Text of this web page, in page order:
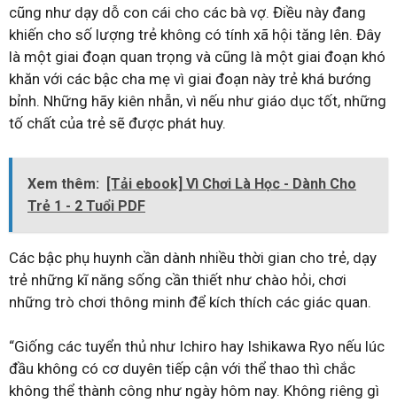
cũng như dạy dỗ con cái cho các bà vợ. Điều này đang
khiến cho số lượng trẻ không có tính xã hội tăng lên. Đây
là một giai đoạn quan trọng và cũng là một giai đoạn khó
khăn với các bậc cha mẹ vì giai đoạn này trẻ khá bướng
bỉnh. Những hãy kiên nhẫn, vì nếu như giáo dục tốt, những
tố chất của trẻ sẽ được phát huy.
Xem thêm:
[Tải ebook] Vì Chơi Là Học - Dành Cho
Trẻ 1 - 2 Tuổi PDF
Các bậc phụ huynh cần dành nhiều thời gian cho trẻ, dạy
trẻ những kĩ năng sống cần thiết như chào hỏi, chơi
những trò chơi thông minh để kích thích các giác quan.
“Giống các tuyển thủ như Ichiro hay Ishikawa Ryo nếu lúc
đầu không có cơ duyên tiếp cận với thể thao thì chắc
không thể thành công như ngày hôm nay. Không riêng gì